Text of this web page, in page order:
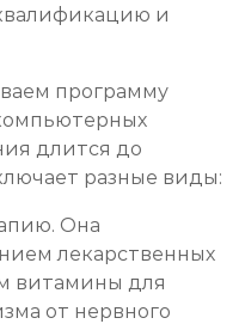
и
программу
длится до
разные виды:
Она
лекарственных
витамины для
от нервного